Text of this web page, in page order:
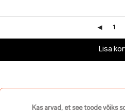
Lisa
Kas arvad, et see toode võiks